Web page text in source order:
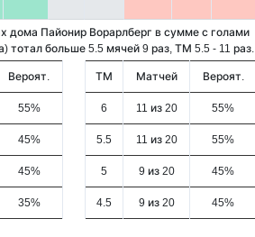
дома Пайонир Ворарлберг в сумме с голами
тотал больше 5.5 мячей 9 раз, ТМ 5.5 - 11 раз.
Вероят.
55%
45%
45%
35%
ТМ Матчей Вероят.
6 11 из 20 55%
5.5 11 из 20 55%
5 9 из 20 45%
4.5 9 из 20 45%